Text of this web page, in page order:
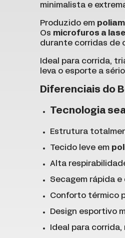
minimalista e
Produzido em
Os microfuros a
durante corridas de
Ideal para corrida,
leva o esporte a
Diferenciais do
Tecnologia
Estrutura
Tecido leve em
Alta
Secagem rápida
Conforto térmico
Design esportivo
Ideal para